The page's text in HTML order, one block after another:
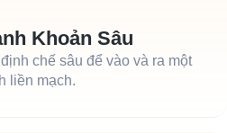
Khoản Sâu
chế sâu để vào và ra một
liền mạch.